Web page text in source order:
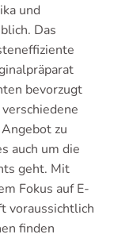
und
Das
bevorzugt
zu
auch um die
geht. Mit
Fokus auf E-
voraussichtlich
finden